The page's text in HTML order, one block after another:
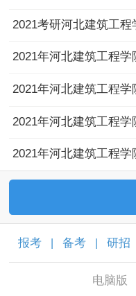
报考 备考 研招
电脑版